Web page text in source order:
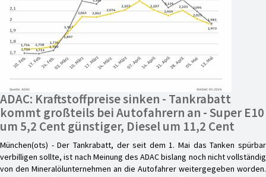
ADAC: Kraftstoffpreise sinken - Tankrabatt
kommt großteils bei Autofahrern an - Super E10
um 5,2 Cent günstiger, Diesel um 11,2 Cent
München(ots) - Der Tankrabatt, der seit dem 1. Mai das Tanken spürbar
verbilligen sollte, ist nach Meinung des ADAC bislang noch nicht vollständig
von den Mineralölunternehmen an die Autofahrer weitergegeben worden.